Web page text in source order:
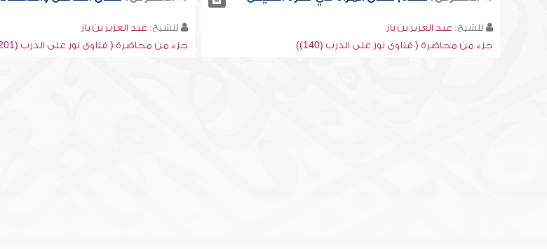
للشيخ: عبد العزيز بن باز
جزء من محاضرة ( فتاوى نور على الدرب (140))
للشيخ: عبد العزيز بن باز
جزء من محاضرة ( فتاوى نور على الدرب (201))